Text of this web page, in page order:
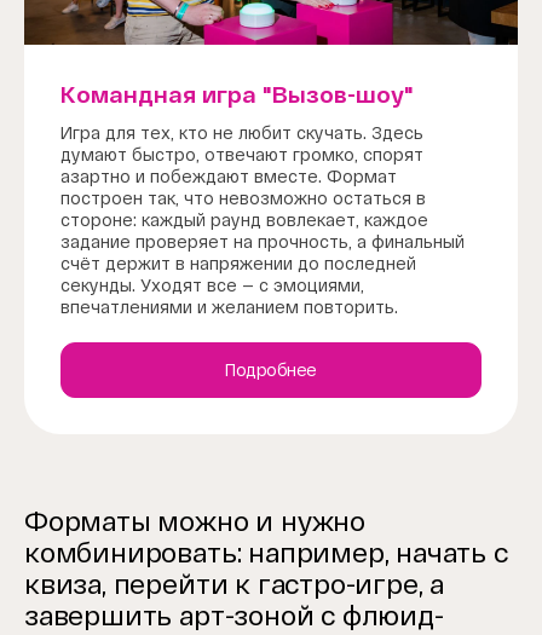
Командная игра "Вызов-шоу"
Игра для тех, кто не любит скучать. Здесь
думают быстро, отвечают громко, спорят
азартно и побеждают вместе. Формат
построен так, что невозможно остаться в
стороне: каждый раунд вовлекает, каждое
задание проверяет на прочность, а финальный
счёт держит в напряжении до последней
секунды. Уходят все — с эмоциями,
впечатлениями и желанием повторить.
Подробнее
Форматы можно и нужно
комбинировать: например, начать с
квиза, перейти к гастро-игре, а
завершить арт-зоной с флюид-